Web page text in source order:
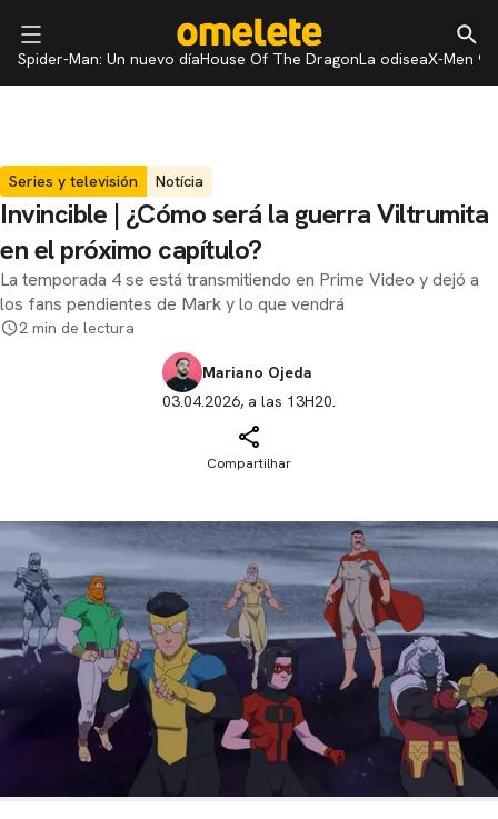
Spider-Man: Un nuevo díaHouse Of The DragonLa odiseaX-Men 97
Series y televisión Notícia
Invincible | ¿Cómo será la guerra Viltrumita
en el próximo capítulo?
La temporada 4 se está transmitiendo en Prime Video y dejó a
los fans pendientes de Mark y lo que vendrá
2 min de lectura
Mariano Ojeda
03.04.2026, a las 13H20.
Compartilhar